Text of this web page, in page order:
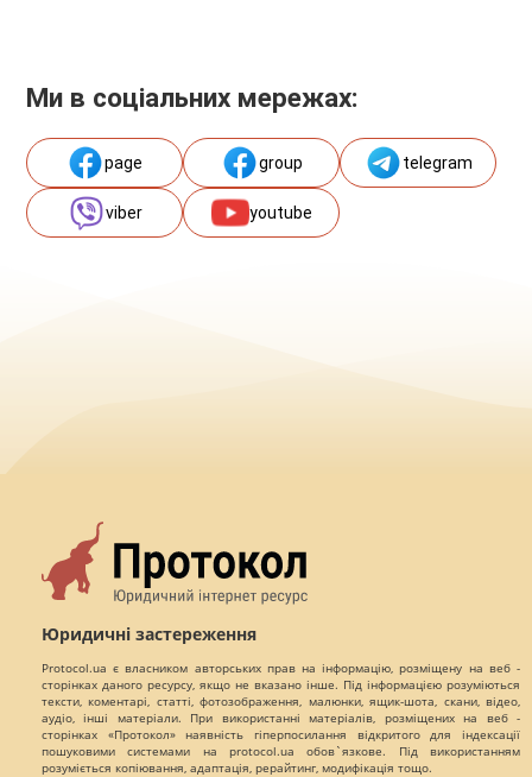
Ми в соціальних мережах:
page group telegram
viber youtube
Юридичні застереження
Protocol.ua є власником авторських прав на інформацію, розміщену на веб -
сторінках даного ресурсу, якщо не вказано інше. Під інформацією розуміються
тексти, коментарі, статті, фотозображення, малюнки, ящик-шота, скани, відео,
аудіо, інші матеріали. При використанні матеріалів, розміщених на веб -
сторінках «Протокол» наявність гіперпосилання відкритого для індексації
пошуковими системами на protocol.ua обов`язкове. Під використанням
розуміється копіювання, адаптація, рерайтинг, модифікація тощо.